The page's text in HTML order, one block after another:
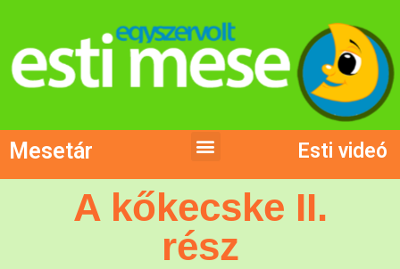
Mesetár Esti videó
A kőkecske II.
rész